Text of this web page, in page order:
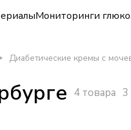
Мониторинги
Диабетические кремы с
4 товара 3